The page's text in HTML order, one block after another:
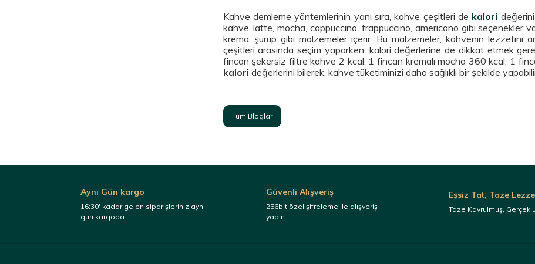
Kahve demleme yöntemlerinin yanı sıra, kahve çeşitleri de kalori
kahve, latte, mocha, cappuccino, frappuccino, americano gibi seçenekler
krema, şurup gibi malzemeler içerir. Bu malzemeler, kahvenin lezzetini
çeşitleri arasında seçim yaparken, kalori değerlerine de dikkat etmek
fincan şekersiz filtre kahve 2 kcal, 1 fincan kremalı mocha 360 kcal, 1
kalori değerlerini bilerek, kahve tüketiminizi daha sağlıklı bir şekilde
Tüm Bloglar
Aynı Gün kargo
16:30' kadar gelen siparişleriniz aynı
gün kargoda.
Güvenli Alışveriş
256bit özel şifreleme ile alışveriş
yapın.
Eşsiz Tat, Taze
Taze Kavrulmuş, Gerçek